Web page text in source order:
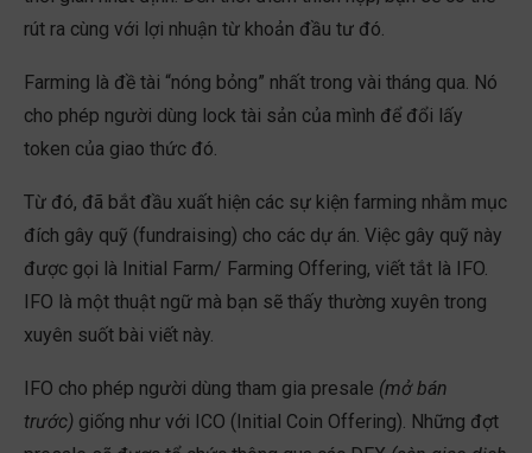
rút ra cùng với lợi nhuận từ khoản đầu tư đó.
Farming là đề tài “nóng bỏng” nhất trong vài tháng qua. Nó
cho phép người dùng lock tài sản của mình để đổi lấy
token của giao thức đó.
Từ đó, đã bắt đầu xuất hiện các sự kiện farming nhằm mục
đích gây quỹ (fundraising) cho các dự án. Việc gây quỹ này
được gọi là Initial Farm/ Farming Offering, viết tắt là IFO.
IFO là một thuật ngữ mà bạn sẽ thấy thường xuyên trong
xuyên suốt bài viết này.
IFO cho phép người dùng tham gia presale (mở bán
trước) giống như với ICO (Initial Coin Offering). Những đợt